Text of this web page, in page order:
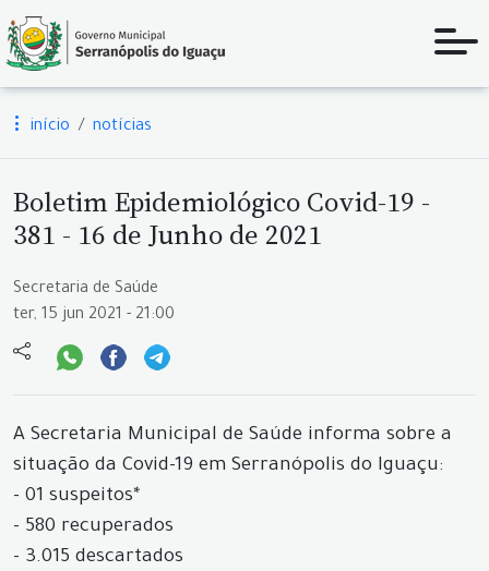
início notícias
Boletim Epidemiológico Covid-19 -
381 - 16 de Junho de 2021
Secretaria de Saúde
ter, 15 jun 2021 - 21:00
A Secretaria Municipal de Saúde informa sobre a
situação da Covid-19 em Serranópolis do Iguaçu:
- 01 suspeitos*
- 580 recuperados
- 3.015 descartados